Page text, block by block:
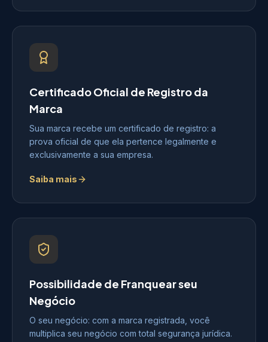
Certificado Oficial de Registro da
Marca
Sua marca recebe um certificado de registro: a
prova oficial de que ela pertence legalmente e
exclusivamente a sua empresa.
Saiba mais
Possibilidade de Franquear seu
Negócio
O seu negócio: com a marca registrada, você
multiplica seu negócio com total segurança jurídica.